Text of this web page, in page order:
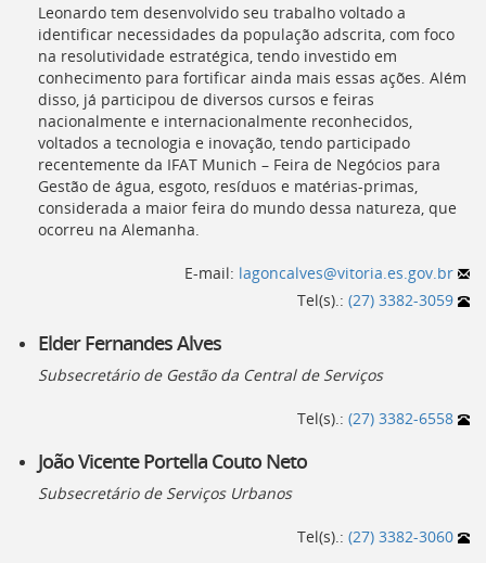
Ir
para
a
página
de
legislação
[]
Ir
para
a
listagem
para
o
[]
para
Leonardo tem desenvolvido seu trabalho voltado a
identificar necessidades da população adscrita, com foco
na resolutividade estratégica, tendo investido em
conhecimento para fortificar ainda mais essas ações. Além
disso, já participou de diversos cursos e feiras
nacionalmente e internacionalmente reconhecidos,
voltados a tecnologia e inovação, tendo participado
recentemente da IFAT Munich – Feira de Negócios para
Gestão de água, esgoto, resíduos e matérias-primas,
considerada a maior feira do mundo dessa natureza, que
ocorreu na Alemanha.
E-mail: lagoncalves@vitoria.es.gov.br
Tel(s).: (27) 3382-3059
Elder Fernandes Alves
Subsecretário de Gestão da Central de Serviços
Tel(s).: (27) 3382-6558
João Vicente Portella Couto Neto
Subsecretário de Serviços Urbanos
Tel(s).: (27) 3382-3060